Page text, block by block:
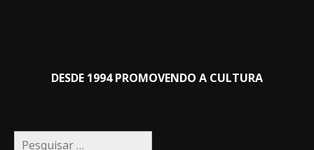
DESDE 1994 PROMOVENDO A CULTURA
Pesquisar